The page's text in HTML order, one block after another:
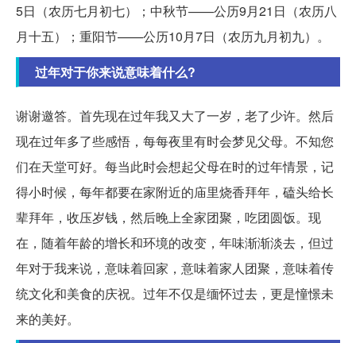
5日（农历七月初七）；中秋节——公历9月21日（农历八
月十五）；重阳节——公历10月7日（农历九月初九）。
过年对于你来说意味着什么?
谢谢邀答。首先现在过年我又大了一岁，老了少许。然后
现在过年多了些感悟，每每夜里有时会梦见父母。不知您
们在天堂可好。每当此时会想起父母在时的过年情景，记
得小时候，每年都要在家附近的庙里烧香拜年，磕头给长
辈拜年，收压岁钱，然后晚上全家团聚，吃团圆饭。现
在，随着年龄的增长和环境的改变，年味渐渐淡去，但过
年对于我来说，意味着回家，意味着家人团聚，意味着传
统文化和美食的庆祝。过年不仅是缅怀过去，更是憧憬未
来的美好。